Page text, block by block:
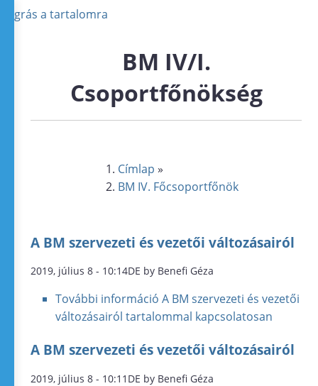
Ugrás a tartalomra
BM IV/I.
Csoportfőnökség
Címlap »
BM IV. Főcsoportfőnök
A BM szervezeti és vezetői változásairól
2019, július 8 - 10:14DE by Benefi Géza
További információ A BM szervezeti és vezetői
változásairól tartalommal kapcsolatosan
A BM szervezeti és vezetői változásairól
2019, július 8 - 10:11DE by Benefi Géza